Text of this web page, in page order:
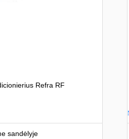
Refra RF
sandėlyje